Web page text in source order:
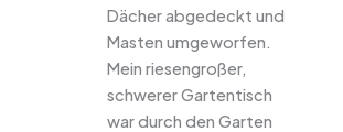
Dächer abgedeckt und
Masten umgeworfen.
Mein riesengroßer,
schwerer Gartentisch
war durch den Garten